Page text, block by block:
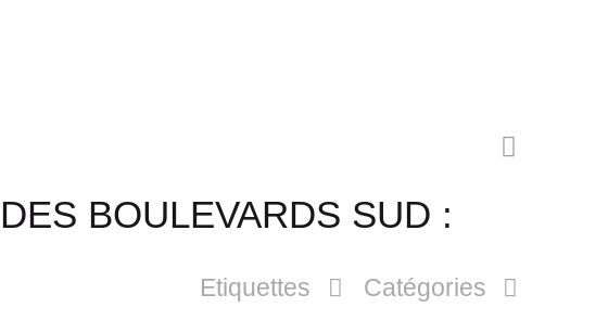
BOULEVARDS SUD :
Catégories
Etiquettes